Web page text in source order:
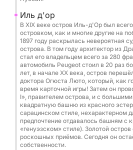
порту):
Сиобоб: 80 евро /
Вейкборд: 50 евро / день
Дон: 50 евро / бронирование
Фотограф / дрон по запросу
Кейтеринг / обед на борту:
Пляжное полотенце: 5 евро /
Повар: 250 евро / день
Возможные маршруты:
Канны и их кристально
Сен-Тропе
Иль д'ор
В XIX веке остров Иль-д'Ор был
островком, как и многие другие на
1897 году раскрылась невероятная
острова. В том году архитектор из
стал его владельцем всего за 280
автомобиль Peugeot стоил в 20 раз
лет, в начале XX века, остров
доктора Огюста Люто, который, как
время карточной игры! Затем он
I», правителем острова, и с
квадратную башню из красного
сарацинском стиле, нехарактерном
предпочтение отдавалось башням с
«генуэзском» стиле). Золотой
роскошных приёмов. Сегодня он
собственности.